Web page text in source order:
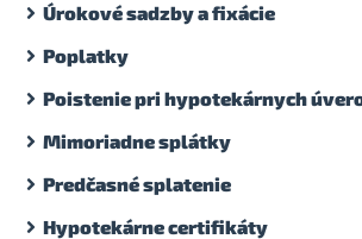
Úrokové sadzby a fixácie
Poplatky
Poistenie pri hypotekárnych
Mimoriadne splátky
Predčasné splatenie
Hypotekárne certifikáty